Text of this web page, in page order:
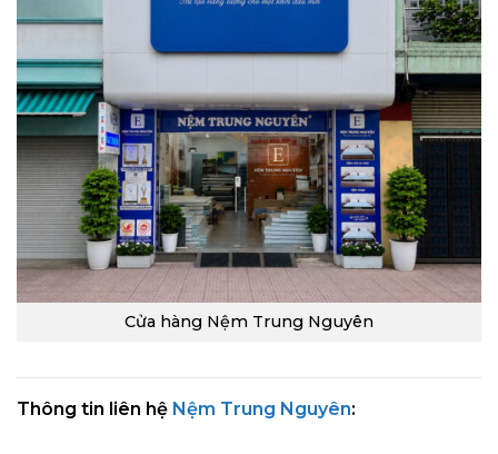
Cửa hàng Nệm Trung Nguyên
Thông tin liên hệ Nệm Trung Nguyên: